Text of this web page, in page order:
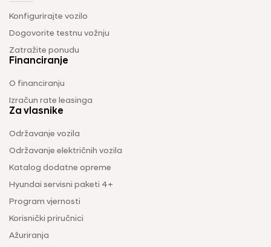
Konfigurirajte vozilo
Dogovorite testnu vožnju
Zatražite ponudu
Financiranje
O financiranju
Izračun rate leasinga
Za vlasnike
Održavanje vozila
Održavanje električnih vozila
Katalog dodatne opreme
Hyundai servisni paketi 4+
Program vjernosti
Korisnički priručnici
Ažuriranja